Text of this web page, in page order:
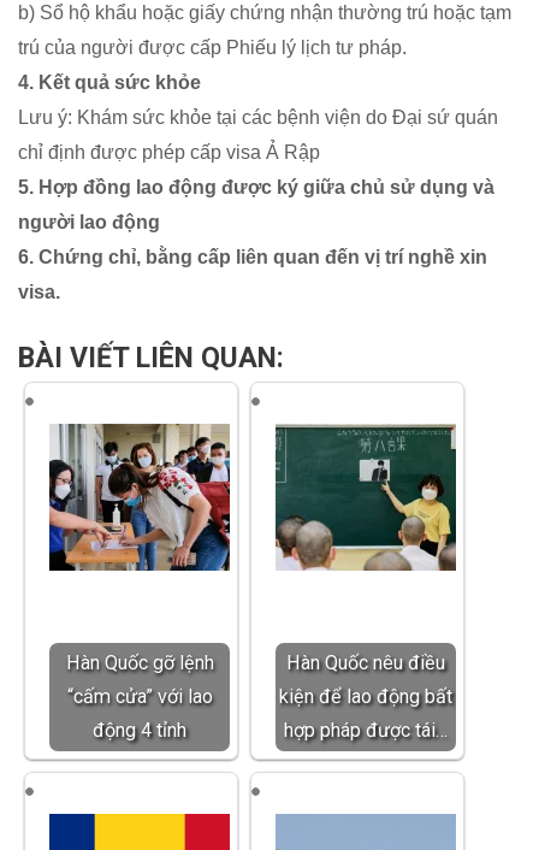
b) Sổ hộ khẩu hoặc giấy chứng nhận thường trú hoặc tạm
trú của người được cấp Phiếu lý lịch tư pháp.
4. Kết quả sức khỏe
Lưu ý: Khám sức khỏe tại các bệnh viện do Đại sứ quán
chỉ định được phép cấp visa Ả Rập
5. Hợp đồng lao động được ký giữa chủ sử dụng và
người lao động
6. Chứng chỉ, bằng cấp liên quan đến vị trí nghề xin
visa.
BÀI VIẾT LIÊN QUAN:
Hàn Quốc gỡ lệnh
“cấm cửa” với lao
động 4 tỉnh
Hàn Quốc nêu điều
kiện để lao động bất
hợp pháp được tái…